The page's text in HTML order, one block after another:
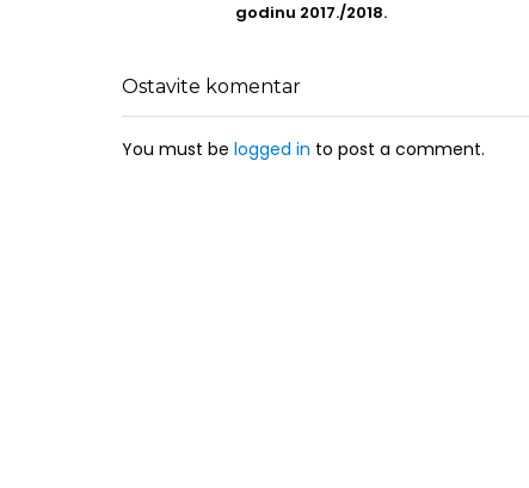
godinu 2017./2018.
Ostavite komentar
You must be logged in to post a comment.